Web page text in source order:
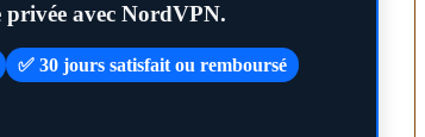
privée avec NordVPN.
✅ 30 jours satisfait ou remboursé